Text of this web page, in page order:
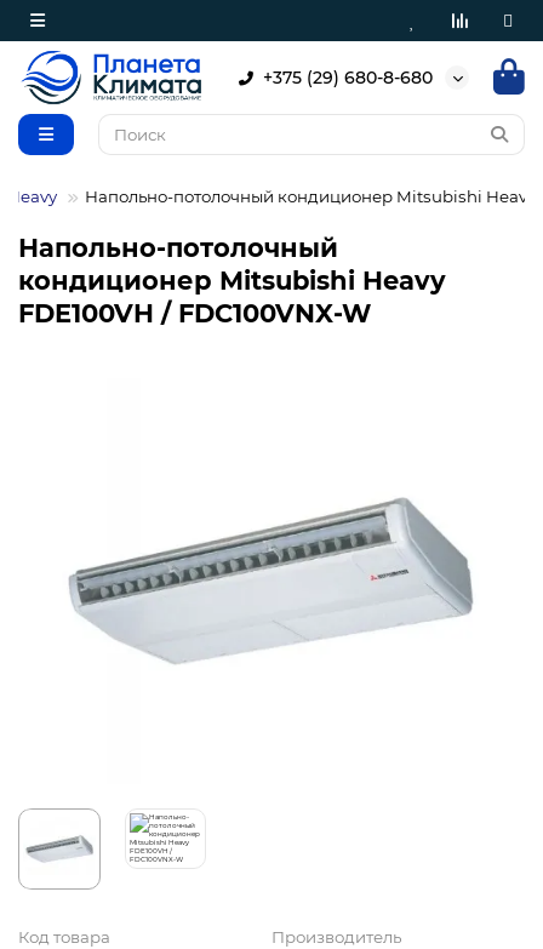
+375 (29) 680-8-680
Heavy Напольно-потолочный кондиционер Mitsubishi Heavy
Напольно-потолочный
кондиционер Mitsubishi Heavy
FDE100VH / FDC100VNX-W
Код товара Производитель